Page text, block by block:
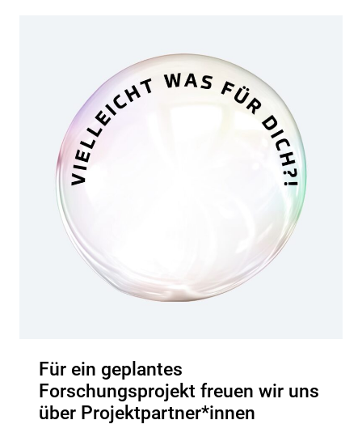
Für ein geplantes
Forschungsprojekt freuen wir uns
über Projektpartner*innen